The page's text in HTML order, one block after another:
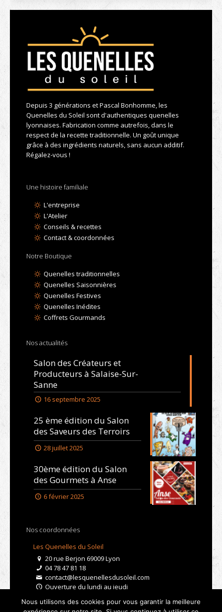
Depuis 3 générations et Pascal Bonhomme, les
Quenelles du Soleil sont d'authentiques quenelles
lyonnaises. Fabrication comme autrefois, dans le
respect de la recette traditionnelle. Un goût unique
grâce à des ingrédients naturels, sans aucun additif.
Régalez-vous !
Une histoire familiale
L'entreprise
L'Atelier
Conseils & recettes
Contact & coordonnées
Notre Boutique
Quenelles traditionnelles
Quenelles Saisonnières
Quenelles Festives
Quenelles Inédites
Coffrets Gourmands
Nos actualités
Salon des Créateurs et
Producteurs à Salaise-Sur-
Sanne
16 septembre 2025
25 ème édition du Salon
des Saveurs des Terroirs
28 juillet 2025
30ème édition du Salon
des Gourmets à Anse
6 février 2025
Nos coordonnées
Les Quenelles du Soleil
20 rue Berjon 69009 Lyon
04 78 47 81 18
contact@lesquenellesdusoleil.com
Ouverture du lundi au jeudi
Le vendredi de 9h à 12h
Nous utilisons des cookies pour vous garantir la meilleure